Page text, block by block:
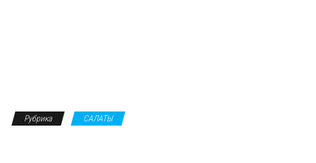
Рубрика САЛАТЫ